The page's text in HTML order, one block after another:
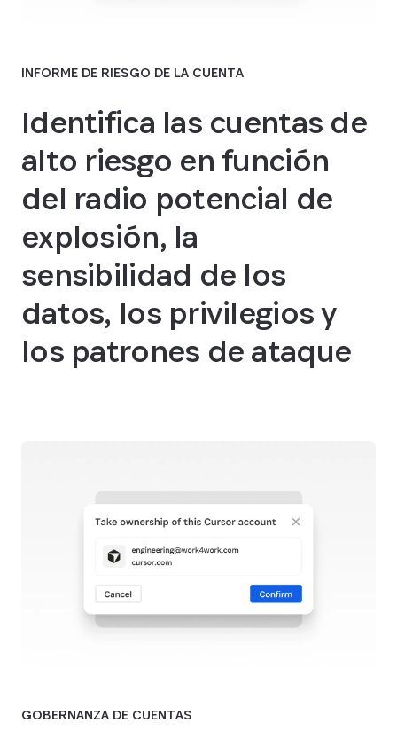
INFORME DE RIESGO DE LA CUENTA
Identifica las cuentas de
alto riesgo en función
del radio potencial de
explosión, la
sensibilidad de los
datos, los privilegios y
los patrones de ataque
GOBERNANZA DE CUENTAS